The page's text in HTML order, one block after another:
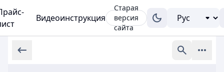
Видеоинструкция
Старая
версия
сайта